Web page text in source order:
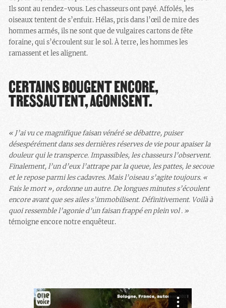
Ils sont au rendez-vous. Les chasseurs ont payé. Affolés, les
oiseaux tentent de s’enfuir. Hélas, pris dans l’œil de mire des
hommes armés, ils ne sont que de vulgaires cartons de fête
foraine, qui s’écroulent sur le sol. À terre, les hommes les
ramassent et les alignent.
CERTAINS BOUGENT ENCORE,
TRESSAUTENT, AGONISENT.
« J’ai vu ce magnifique faisan vénéré se débattre, puiser
désespérément dans ses dernières réserves de vie pour apaiser la
douleur qui le transperce. Impassibles, les chasseurs l’observent.
Finalement, l’un d’eux l’attrape par la queue, les pattes, le secoue
et le repose parmi les cadavres. Mais l’oiseau s’agite toujours. «
Fais le mort », ordonne un autre. De longues minutes s’écoulent
encore avant que ses ailes s’immobilisent. Définitivement. Voilà à
quoi ressemble l’agonie d’un faisan frappé en plein vol . »
témoigne encore notre enquêteur.